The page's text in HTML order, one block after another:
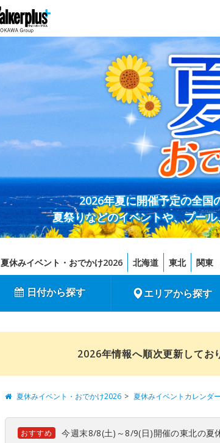
2026年夏に開催予定の全国
夏祭りなどのイベントや、プー
夏休みイベント・おでかけ2026 北海道 東北 関東
日付から探す エリアから探す
2026年情報へ順次更新してお
夏休みイベント・おでかけ2026 夏休みイベントカレンダー
おすすめ 今週末8/8(土)～8/9(日)開催の東北の夏